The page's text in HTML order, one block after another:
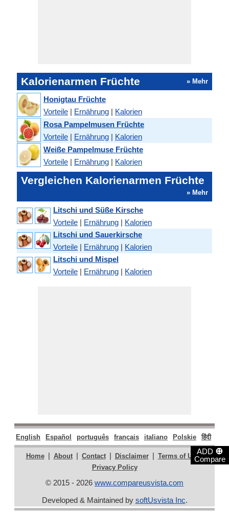
ADD ⊕
Compare
Kalorienarmen Früchte » Mehr
Honigtau Früchte
Vorteile | Ernährung | Kalorien
Rosa Pampelmusen Früchte
Vorteile | Ernährung | Kalorien
Weiße Pampelmuse Früchte
Vorteile | Ernährung | Kalorien
Vergleichen Kalorienarmen Früchte
» Mehr
Litschi und Süße Kirsche
Vorteile | Ernährung | Kalorien
Litschi und Sauerkirsche
Vorteile | Ernährung | Kalorien
Litschi und Mispel
Vorteile | Ernährung | Kalorien
English Español português français italiano Polskie हिंदी
Home | About | Contact | Disclaimer | Terms of Use |
Privacy Policy
© 2015 - 2026 www.compareusvista.com
Developed & Maintained by softUsvista Inc.